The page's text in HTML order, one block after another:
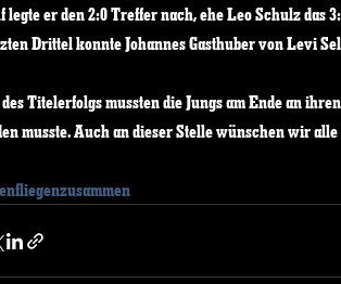
legte er den 2:0 Treffer nach, ehe Leo Schulz das
Drittel konnte Johannes Gasthuber von Levi
Titelerfolgs mussten die Jungs am Ende an
musste. Auch an dieser Stelle wünschen wir alle